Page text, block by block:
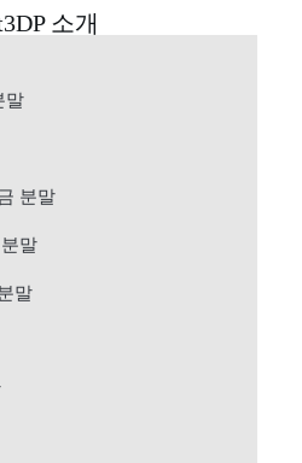
소개
말
분말
말
말